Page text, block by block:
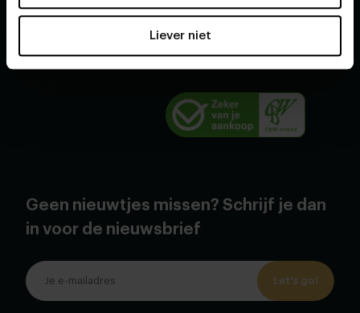
Liever niet
Gratis afspraak maken
Geen nieuwtjes missen? Schrijf je dan
in voor de nieuwsbrief
Let's go!